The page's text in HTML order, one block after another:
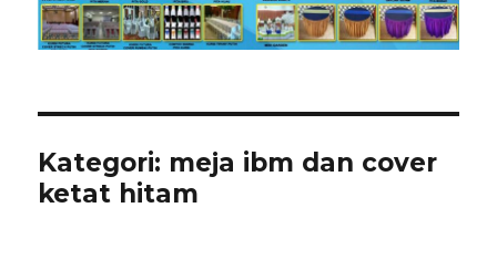
Kategori: meja ibm dan cover
ketat hitam